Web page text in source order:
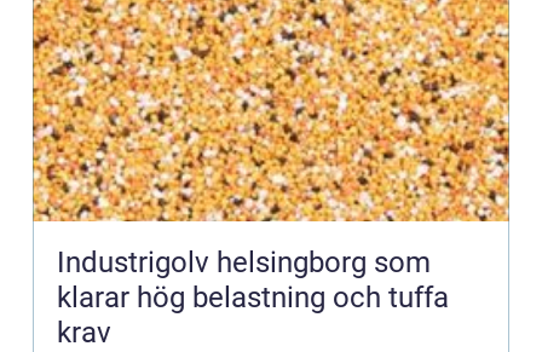
Industrigolv helsingborg som
klarar hög belastning och tuffa
krav